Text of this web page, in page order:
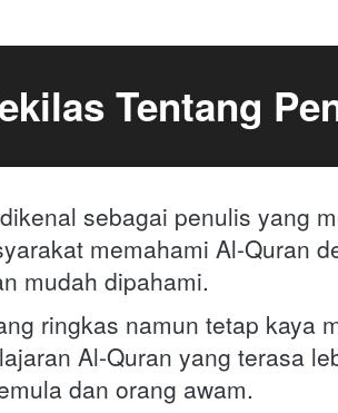
Tentang
dikenal sebagai penulis yang
memahami Al-Quran
mudah dipahami.
ringkas namun tetap kaya
Al-Quran yang terasa
dan orang awam.